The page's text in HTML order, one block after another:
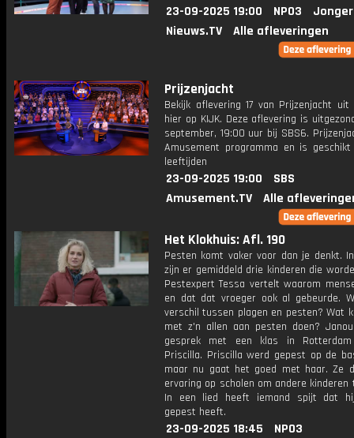
23-09-2025 19:00 NPO3
Nieuws.TV
Alle afleveringen
Prijzenjacht
Bekijk aflevering 17 van Prijzenjacht uit
hier op KIJK. Deze aflevering is
september, 19:00 uur bij SBS6.
Amusement programma en is
leeftijden
23-09-2025 19:00
SBS
Amusement.TV
Alle
Het Klokhuis: Afl. 190
Pesten komt vaker voor dan je denkt.
zijn er gemiddeld drie kinderen die
Pestexpert Tessa vertelt waarom
en dat dat vroeger ook al gebeurde.
verschil tussen plagen en pesten? Wat
met z'n allen aan pesten doen?
gesprek met een klas in
Priscilla. Priscilla werd gepest op de
maar nu gaat het goed met haar. Ze
ervaring op scholen om andere kinderen
In een lied heeft iemand spijt dat
gepest heeft.
23-09-2025 18:45
NPO3